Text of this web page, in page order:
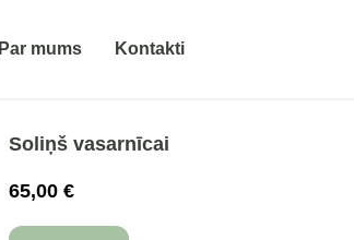
Par mums Kontakti
Soliņš vasarnīcai
65,00 €